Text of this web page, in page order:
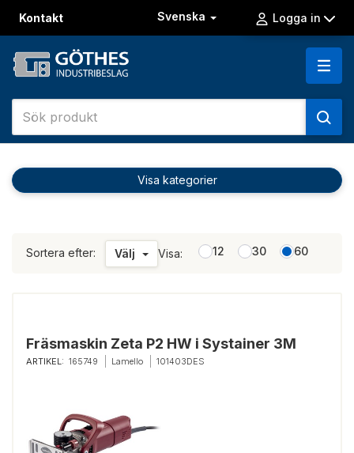
Kontakt Svenska Logga in
Visa kategorier
Sortera efter: Välj Visa: 12 30 60
Fräsmaskin Zeta P2 HW i Systainer 3M
ARTIKEL: 165749 Lamello 101403DES